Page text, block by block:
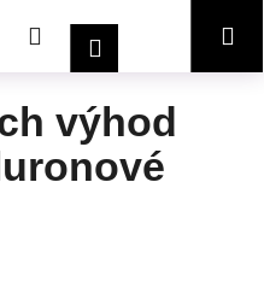
HledatPřihlášeníNákupní
košík
výhod